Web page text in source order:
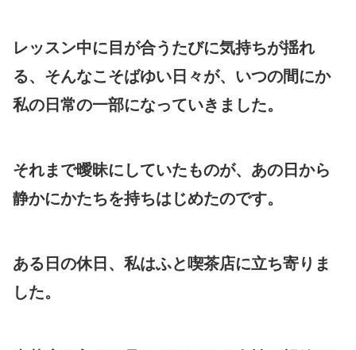
レッスン中に目が合うたびに気持ちが揺れ
る、そんなこそばゆい日々が、いつの間にか
私の日常の一部になっていきました。
それまで曖昧にしていたものが、あの日から
静かにかたちを持ちはじめたのです。
ある日の休日、私はふと喫茶店に立ち寄りま
した。